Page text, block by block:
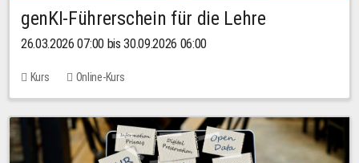
genKI-Führerschein für die Lehre
26.03.2026 07:00 bis 30.09.2026 06:00
Kurs Online-Kurs